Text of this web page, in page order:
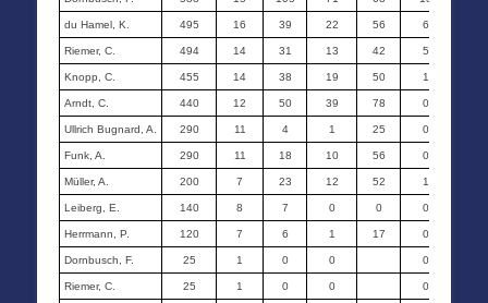
du Hamel, K. 495 16 39 22 56 6
Riemer, C. 494 14 31 13 42 5
Knopp, C. 455 14 38 19 50 1
Arndt, C. 440 12 50 39 78 0
Ullrich Bugnard, A. 290 11 4 1 25 0
Funk, A. 290 11 18 10 56 0
Müller, A. 200 7 23 12 52 1
Leiberg, E. 140 8 7 0 0 0
Herrmann, P. 120 7 6 1 17 0
Dornbusch, F. 25 1 0 0 0
Riemer, C. 25 1 0 0 0